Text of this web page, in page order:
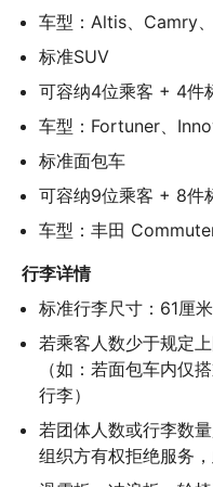
车型：Altis、Camry
标准SUV
可容纳4位乘客 + 4件
车型：Fortuner、
标准面包车
可容纳9位乘客 + 8件
车型：丰田
行李详情
标准行李尺寸：61厘
若乘客人数少于规定
（如：若面包车内仅
行李）
若团体人数或行李数
组织方有权拒绝服务